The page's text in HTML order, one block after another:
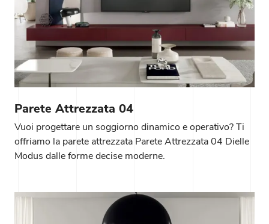
Parete Attrezzata 04
Vuoi progettare un soggiorno dinamico e operativo? Ti
offriamo la parete attrezzata Parete Attrezzata 04 Dielle
Modus dalle forme decise moderne.